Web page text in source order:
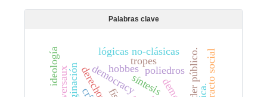
Palabras clave
democracy
hobbes poder público.
síntesis contracto social
poliedros
tropes
lógicas no-clásicas
ideología